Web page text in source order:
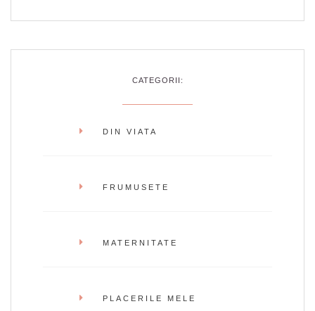
CATEGORII:
DIN VIATA
FRUMUSETE
MATERNITATE
PLACERILE MELE